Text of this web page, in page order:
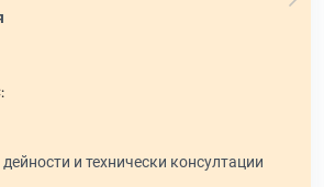
и технически консултации